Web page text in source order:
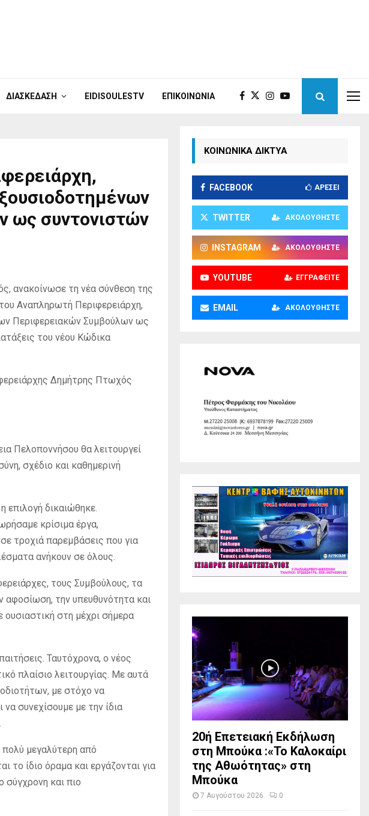
ΔΙΑΣΚΈΔΑΣΗ EIDISOULESTV ΕΠΙΚΟΙΝΩΝΊΑ
ως συντονιστών
ανακοίνωσε τη νέα σύνθεση της
Αναπληρωτή Περιφερειάρχη,
Περιφερειακών Συμβούλων ως
του νέου Κώδικα
Δημήτρης Πτωχός
Πελοποννήσου θα λειτουργεί
σχέδιο και καθημερινή
επιλογή δικαιώθηκε.
κρίσιμα έργα,
τροχιά παρεμβάσεις που για
ανήκουν σε όλους.
τους Συμβούλους, τα
αφοσίωση, την υπευθυνότητα και
στη μέχρι σήμερα
Ταυτόχρονα, ο νέος
πλαίσιο λειτουργίας. Με αυτά
με στόχο να
συνεχίσουμε με την ίδια
μεγαλύτερη από
το ίδιο όραμα και εργάζονται για
σύγχρονη και πιο
ΚΟΙΝΩΝΙΚΑ ΔΙΚΤΥΑ
FACEBOOK ΑΡΈΣΕΙ
TWITTER ΑΚΟΛΟΥΘΉΣΤΕ
INSTAGRAM ΑΚΟΛΟΥΘΉΣΤΕ
YOUTUBE ΕΓΓΡΑΦΕΊΤΕ
EMAIL ΑΚΟΛΟΥΘΉΣΤΕ
20ή Επετειακή Εκδήλωση
στη Μπούκα :«Το Καλοκαίρι
της Αθωότητας» στη
Μπούκα
7 Αυγούστου 2026 0